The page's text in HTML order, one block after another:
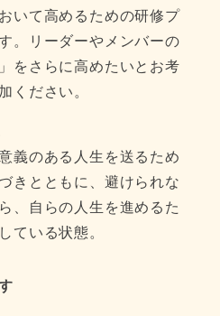
いて高めるための研修プ
。リーダーやメンバーの
をさらに高めたいとお考
ください。
義のある人生を送るため
きとともに、避けられな
、自らの人生を進めるた
ている状態。